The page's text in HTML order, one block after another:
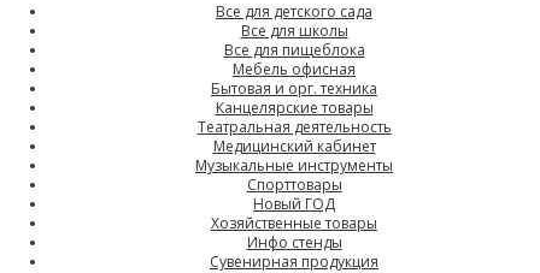
Все для детского сада
Все для школы
Все для пищеблока
Мебель офисная
Бытовая и орг. техника
Канцелярские товары
Театральная деятельность
Медицинский кабинет
Музыкальные инструменты
Спорттовары
Новый ГОД
Хозяйственные товары
Инфо стенды
Сувенирная продукция